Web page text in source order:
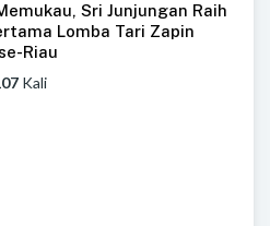
Sri Junjungan Raih
Lomba Tari Zapin
Riau
Kali